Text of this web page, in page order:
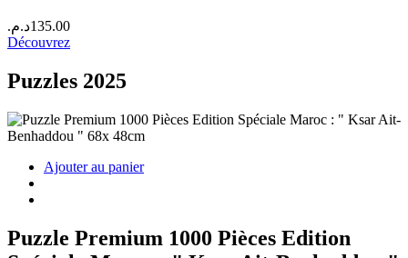
135.00د.م.
Découvrez
Puzzles 2025
Ajouter au panier
Puzzle Premium 1000 Pièces Edition